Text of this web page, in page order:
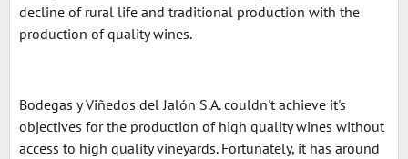
decline of rural life and traditional production with the
production of quality wines.
Bodegas y Viñedos del Jalón S.A. couldn't achieve it's
objectives for the production of high quality wines without
access to high quality vineyards. Fortunately, it has around